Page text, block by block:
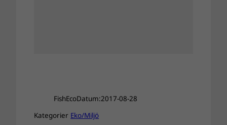
FishEcoDatum:2017-08-28
Kategorier Eko/Miljö